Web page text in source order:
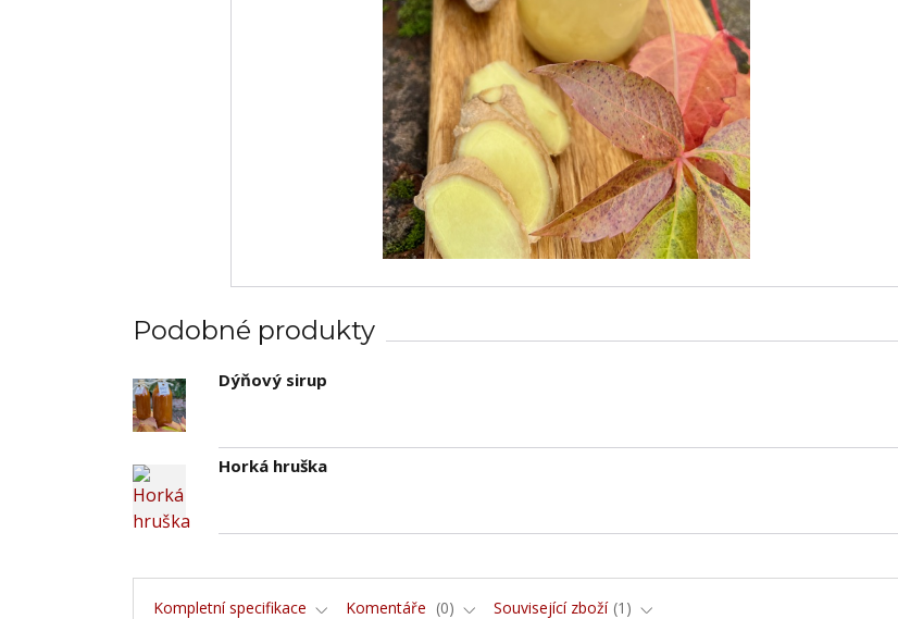
Podobné produkty
Dýňový sirup
Horká hruška
Kompletní specifikace Komentáře 0 Související zboží 1